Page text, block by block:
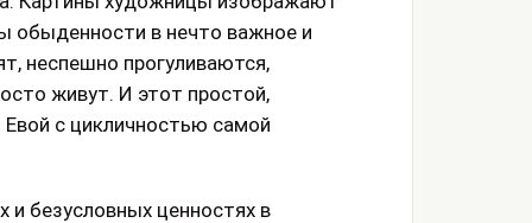
обыденности в нечто важное и
неспешно прогуливаются,
живут. И этот простой,
с цикличностью самой
и безусловных ценностях в